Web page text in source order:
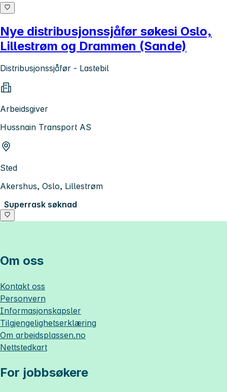
Nye distribusjonssjåfør søkesi Oslo,
Lillestrøm og Drammen (Sande)
Distribusjonssjåfør - Lastebil
Arbeidsgiver
Hussnain Transport AS
Sted
Akershus, Oslo, Lillestrøm
Superrask søknad
Om oss
Kontakt oss
Personvern
Informasjonskapsler
Tilgjengelighetserklæring
Om arbeidsplassen.no
Nettstedkart
For jobbsøkere